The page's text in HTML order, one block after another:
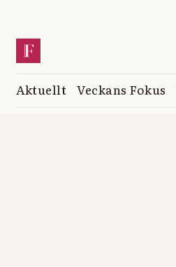
Aktuellt Veckans Fokus